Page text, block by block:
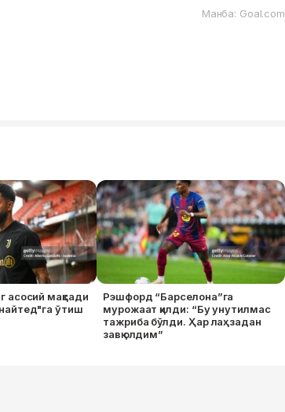
Манба: Goal.com
асосий мақсади
ўтиш
Рэшфорд “Барселона”га
мурожаат қилди: “Бу унутилмас
тажриба бўлди. Ҳар лаҳзадан
завқ олдим”